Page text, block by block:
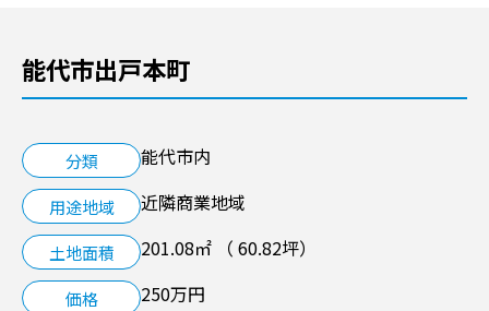
賃貸
空き家管理サービス
能代市出戸本町
分類 能代市内
用途地域 近隣商業地域
土地面積 201.08㎡ （ 60.82坪）
価格 250万円